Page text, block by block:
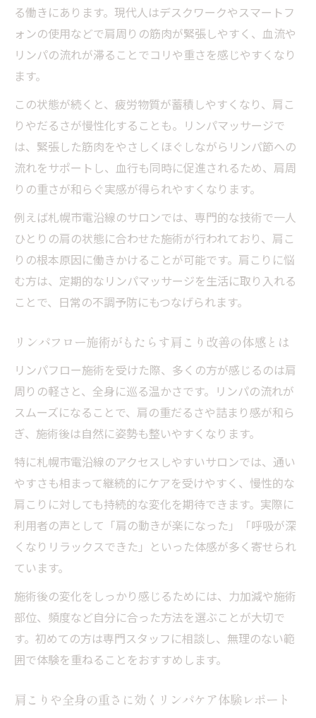
る働きにあります。現代人はデスクワークやスマートフ
ォンの使用などで肩周りの筋肉が緊張しやすく、血流や
リンパの流れが滞ることでコリや重さを感じやすくなり
ます。
この状態が続くと、疲労物質が蓄積しやすくなり、肩こ
りやだるさが慢性化することも。リンパマッサージで
は、緊張した筋肉をやさしくほぐしながらリンパ節への
流れをサポートし、血行も同時に促進されるため、肩周
りの重さが和らぐ実感が得られやすくなります。
例えば札幌市電沿線のサロンでは、専門的な技術で一人
ひとりの肩の状態に合わせた施術が行われており、肩こ
りの根本原因に働きかけることが可能です。肩こりに悩
む方は、定期的なリンパマッサージを生活に取り入れる
ことで、日常の不調予防にもつなげられます。
リンパフロー施術がもたらす肩こり改善の体感とは
リンパフロー施術を受けた際、多くの方が感じるのは肩
周りの軽さと、全身に巡る温かさです。リンパの流れが
スムーズになることで、肩の重だるさや詰まり感が和ら
ぎ、施術後は自然に姿勢も整いやすくなります。
特に札幌市電沿線のアクセスしやすいサロンでは、通い
やすさも相まって継続的にケアを受けやすく、慢性的な
肩こりに対しても持続的な変化を期待できます。実際に
利用者の声として「肩の動きが楽になった」「呼吸が深
くなりリラックスできた」といった体感が多く寄せられ
ています。
施術後の変化をしっかり感じるためには、力加減や施術
部位、頻度など自分に合った方法を選ぶことが大切で
す。初めての方は専門スタッフに相談し、無理のない範
囲で体験を重ねることをおすすめします。
肩こりや全身の重さに効くリンパケア体験レポート